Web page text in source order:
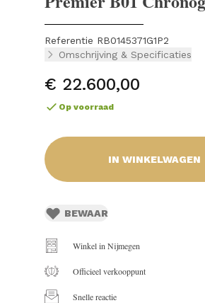
Referentie RB0145371G1P2
Omschrijving & Specificaties
€ 22.600,00
Op voorraad
IN WINKELWAGEN
BEWAAR
Winkel in Nijmegen
Officieel verkooppunt
Snelle reactie